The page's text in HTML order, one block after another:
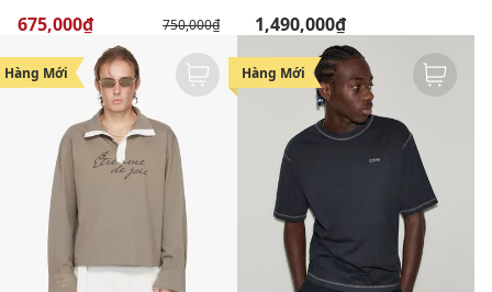
675,000₫ 750,000₫ 1,490,000₫
Hàng Mới Hàng Mới